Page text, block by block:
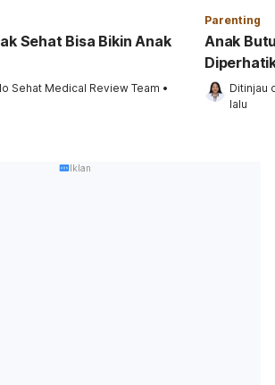
Sehat Bisa Bikin Anak
Sehat Medical Review Team •
Parenting
Anak
Ditinjau
lalu
Iklan